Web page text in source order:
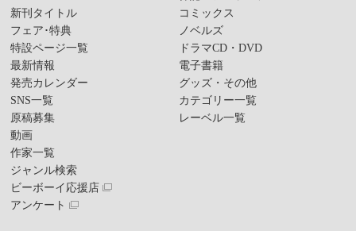
新刊タイトル
フェア･特典
特設ページ一覧
最新情報
発売カレンダー
SNS一覧
原稿募集
動画
作家一覧
ジャンル検索
ビーボーイ応援店
アンケート
コミックス
ノベルズ
ドラマCD・DVD
電子書籍
グッズ・その他
カテゴリー一覧
レーベル一覧